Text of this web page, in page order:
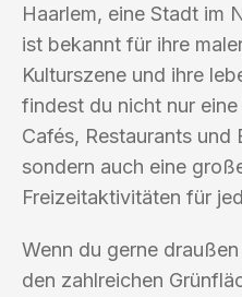
Haarlem, eine Stadt im
ist bekannt für ihre
Kulturszene und ihre
findest du nicht nur
Cafés, Restaurants
sondern auch eine
Freizeitaktivitäten für
Wenn du gerne
den zahlreichen